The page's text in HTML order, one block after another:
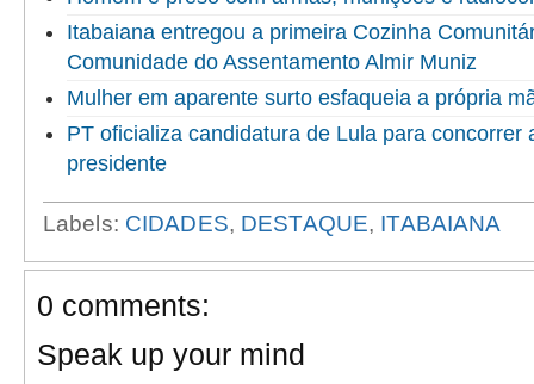
Itabaiana entregou a primeira Cozinha
Comunidade do Assentamento Almir Muniz
Mulher em aparente surto esfaqueia a própria
PT oficializa candidatura de Lula para concorrer
presidente
Labels: CIDADES, DESTAQUE, ITABAIANA
0 comments:
Speak up your mind